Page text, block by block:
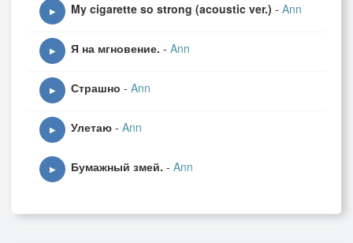
▶ My cigarette so strong (acoustic ver.) - Ann
▶ Я на мгновение. - Ann
▶ Страшно - Ann
▶ Улетаю - Ann
▶ Бумажный змей. - Ann